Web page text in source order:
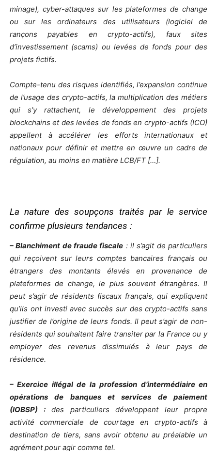
minage), cyber-attaques sur les plateformes de change
ou sur les ordinateurs des utilisateurs (logiciel de
rançons payables en crypto-actifs), faux sites
d’investissement (scams) ou levées de fonds pour des
projets fictifs.
Compte-tenu des risques identifiés, l’expansion continue
de l’usage des crypto-actifs, la multiplication des métiers
qui s’y rattachent, le développement des projets
blockchains et des levées de fonds en crypto-actifs (ICO)
appellent à accélérer les efforts internationaux et
nationaux pour définir et mettre en œuvre un cadre de
régulation, au moins en matière LCB/FT […].
La nature des soupçons traités par le service
confirme plusieurs tendances :
– Blanchiment de fraude fiscale : il s’agit de particuliers
qui reçoivent sur leurs comptes bancaires français ou
étrangers des montants élevés en provenance de
plateformes de change, le plus souvent étrangères. Il
peut s’agir de résidents fiscaux français, qui expliquent
qu’ils ont investi avec succès sur des crypto-actifs sans
justifier de l’origine de leurs fonds. Il peut s’agir de non-
résidents qui souhaitent faire transiter par la France ou y
employer des revenus dissimulés à leur pays de
résidence.
– Exercice illégal de la profession d’intermédiaire en
opérations de banques et services de paiement
(IOBSP) :des particuliers développent leur propre
activité commerciale de courtage en crypto-actifs à
destination de tiers, sans avoir obtenu au préalable un
agrément pour agir comme tel.